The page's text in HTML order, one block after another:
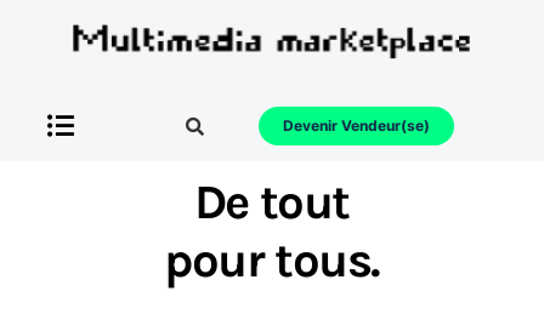
Devenir Vendeur(se)
De tout
pour tous.